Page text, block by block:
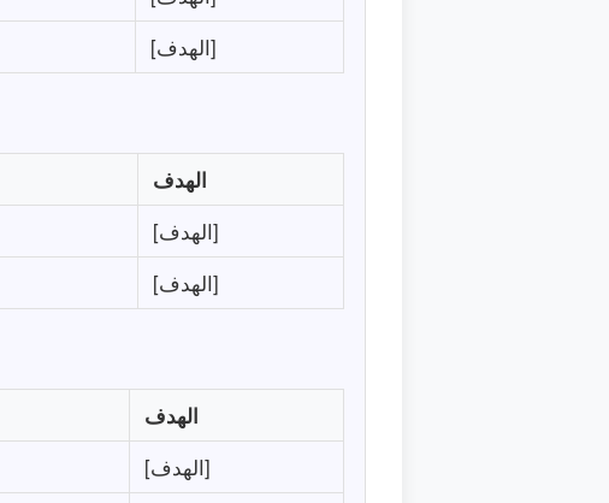
[الهدف]
الهدف
[الهدف]
[الهدف]
الهدف
[الهدف]